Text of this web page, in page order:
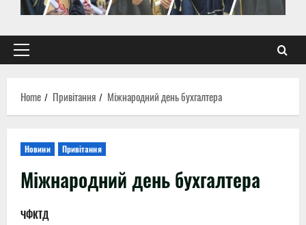
Primary
Home
Привітання Міжнародний день бухгалтера
Новини Привітання
Міжнародний день бухгалтера
ЧФКТД